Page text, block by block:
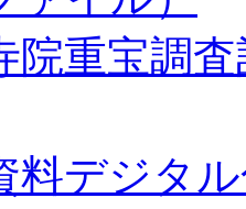
院重宝調
料デジタ